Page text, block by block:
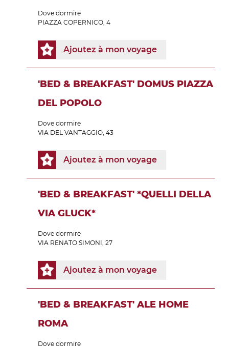
Dove dormire
PIAZZA COPERNICO, 4
Ajoutez à mon voyage
'BED & BREAKFAST' DOMUS PIAZZA
DEL POPOLO
Dove dormire
VIA DEL VANTAGGIO, 43
Ajoutez à mon voyage
'BED & BREAKFAST' *QUELLI DELLA
VIA GLUCK*
Dove dormire
VIA RENATO SIMONI, 27
Ajoutez à mon voyage
'BED & BREAKFAST' ALE HOME
ROMA
Dove dormire